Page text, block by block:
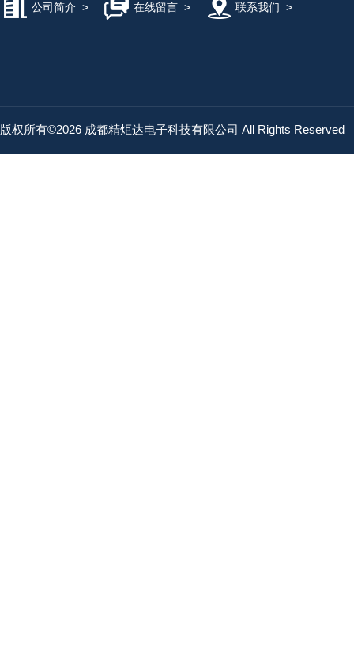
公司简介 > 在线留言> 联系我们 >
版权所有©2026 成都精炬达电子科技有限公司 All Rights Reserved